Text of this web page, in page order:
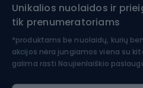
Šiaurietiškas ėjimas
Unikalios nuolaidos ir
tik prenumeratoriams
*produktams be nuolaidų, kurių
akcijos nėra jungiamos viena su
galima rasti Naujienlaiškio